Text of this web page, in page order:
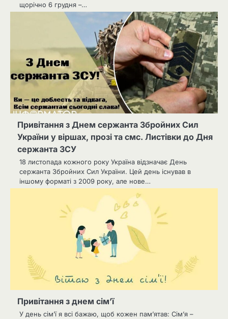
щорічно 6 грудня –…
Привітання з Днем сержанта Збройних Сил
України у віршах, прозі та смс. Листівки до Дня
сержанта ЗСУ
18 листопада кожного року Україна відзначає День
сержанта Збройних Сил України. Цей день існував в
іншому форматі з 2009 року, але нове…
Привітання з днем сім’ї
У день сім’ї я всі бажаю, щоб кожен пам’ятав: Сім’я –